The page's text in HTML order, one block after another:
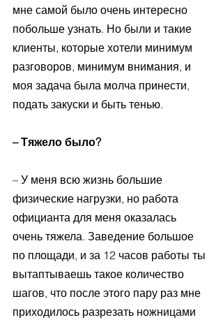
мне самой было очень интересно
побольше узнать. Но были и такие
клиенты, которые хотели минимум
разговоров, минимум внимания, и
моя задача была молча принести,
подать закуски и быть тенью.
– Тяжело было?
– У меня всю жизнь большие
физические нагрузки, но работа
официанта для меня оказалась
очень тяжела. Заведение большое
по площади, и за 12 часов работы ты
вытаптываешь такое количество
шагов, что после этого пару раз мне
приходилось разрезать ножницами